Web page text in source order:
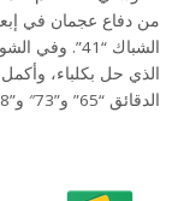
من دفاع عجمان في
الشباك
الذي حل بكلباء، وأكمل
الدقائق “65” و”73″ و”88″.